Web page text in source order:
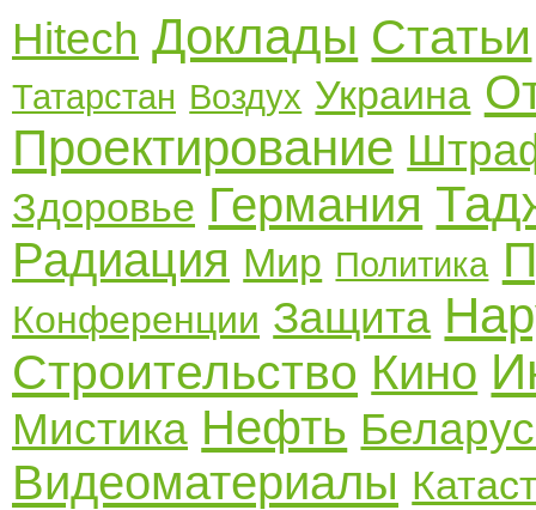
Hitech Доклады Статьи
Татарстан Воздух Украина
Проектирование
Здоровье Германия
Радиация Мир Политика
Конференции Защита
Строительство Кино
Мистика Нефть
Видеоматериалы